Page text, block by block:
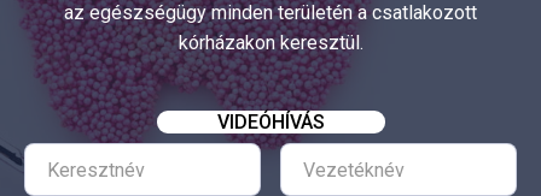
az egészségügy minden területén a csatlakozott
kórházakon keresztül.
VIDEÓHÍVÁS